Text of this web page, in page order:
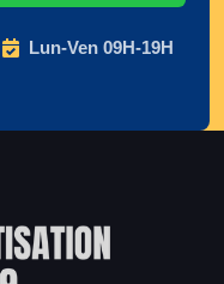
Lun-Ven 09H-19H